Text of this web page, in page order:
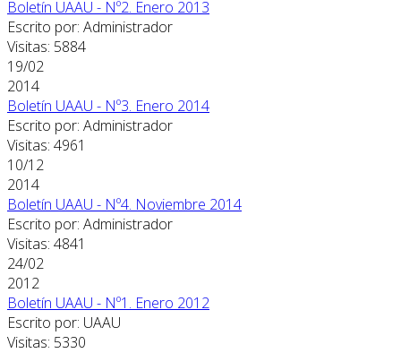
Boletín UAAU - Nº2. Enero 2013
Escrito por: Administrador
Visitas: 5884
19/02
2014
Boletín UAAU - Nº3. Enero 2014
Escrito por: Administrador
Visitas: 4961
10/12
2014
Boletín UAAU - Nº4. Noviembre 2014
Escrito por: Administrador
Visitas: 4841
24/02
2012
Boletín UAAU - Nº1. Enero 2012
Escrito por: UAAU
Visitas: 5330